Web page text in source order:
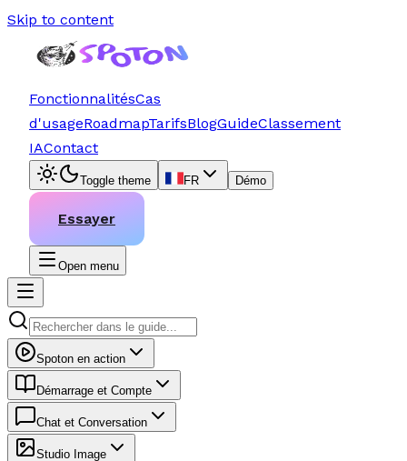
Skip to content
FonctionnalitésCas
d'usageRoadmapTarifsBlogGuideClassement
IAContact
Toggle theme FR Démo
Essayer
Open menu
Spoton en action
Démarrage et Compte
Chat et Conversation
Studio Image